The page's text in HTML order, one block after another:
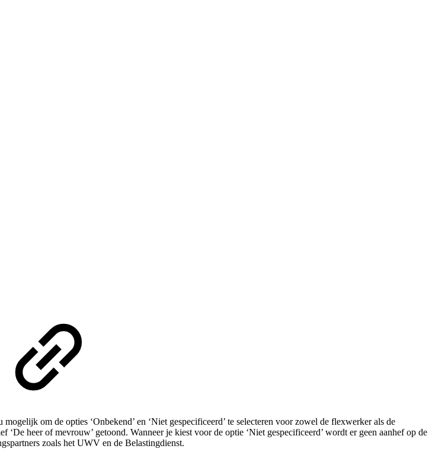
om de opties ‘Onbekend’ en ‘Niet gespecificeerd’ te selecteren voor zowel de flexwerker als de
heer of mevrouw’ getoond. Wanneer je kiest voor de optie ‘Niet gespecificeerd’ wordt er geen aanhef op de
zoals het UWV en de Belastingdienst.